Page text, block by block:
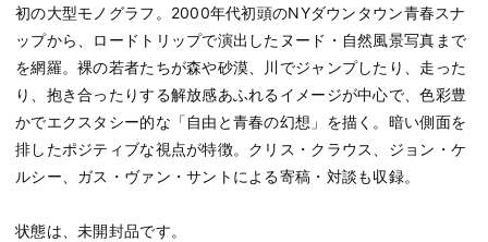
初の大型モノグラフ。2000年代初頭のNYダウンタウン青春スナ
ップから、ロードトリップで演出したヌード・自然風景写真まで
を網羅。裸の若者たちが森や砂漠、川でジャンプしたり、走った
り、抱き合ったりする解放感あふれるイメージが中心で、色彩豊
かでエクスタシー的な「自由と青春の幻想」を描く。暗い側面を
排したポジティブな視点が特徴。クリス・クラウス、ジョン・ケ
ルシー、ガス・ヴァン・サントによる寄稿・対談も収録。
状態は、未開封品です。